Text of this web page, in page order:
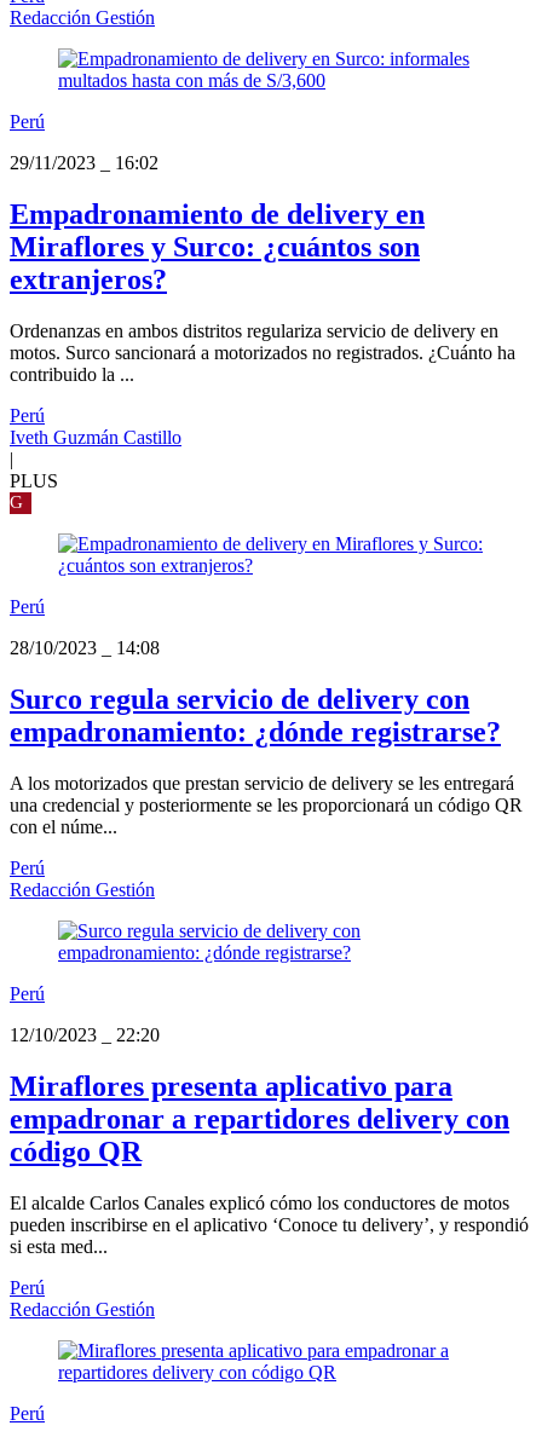
Redacción Gestión
Perú
29/11/2023
16:02
Empadronamiento de delivery en
Miraflores y Surco: ¿cuántos son
extranjeros?
Ordenanzas en ambos distritos regulariza servicio de delivery en
motos. Surco sancionará a motorizados no registrados. ¿Cuánto ha
contribuido la ...
Perú
Iveth Guzmán Castillo
|
PLUS
G
Perú
28/10/2023
14:08
Surco regula servicio de delivery con
empadronamiento: ¿dónde registrarse?
A los motorizados que prestan servicio de delivery se les entregará
una credencial y posteriormente se les proporcionará un código QR
con el núme...
Perú
Redacción Gestión
Perú
12/10/2023
22:20
Miraflores presenta aplicativo para
empadronar a repartidores delivery con
código QR
El alcalde Carlos Canales explicó cómo los conductores de motos
pueden inscribirse en el aplicativo ‘Conoce tu delivery’, y respondió
si esta med...
Perú
Redacción Gestión
Perú